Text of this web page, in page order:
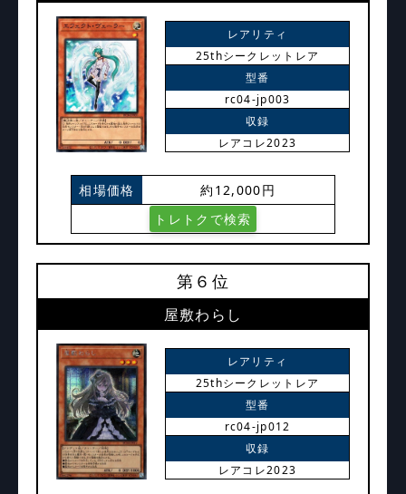
レアリティ
25thシークレットレア
型番
rc04-jp003
収録
レアコレ2023
相場価格
約12,000円
トレトクで検索
第６位
屋敷わらし
レアリティ
25thシークレットレア
型番
rc04-jp012
収録
レアコレ2023